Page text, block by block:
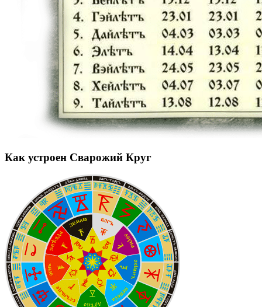
Как устроен Сварожий Круг